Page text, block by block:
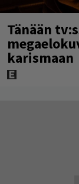
Tänään
karismaan